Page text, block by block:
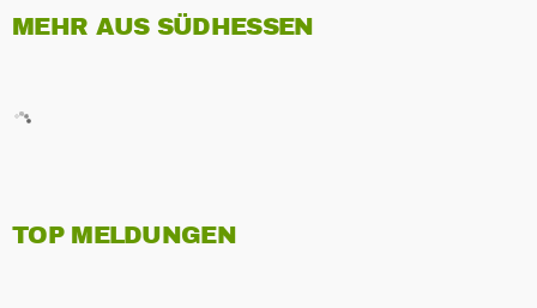
MEHR AUS SÜDHESSEN
TOP MELDUNGEN